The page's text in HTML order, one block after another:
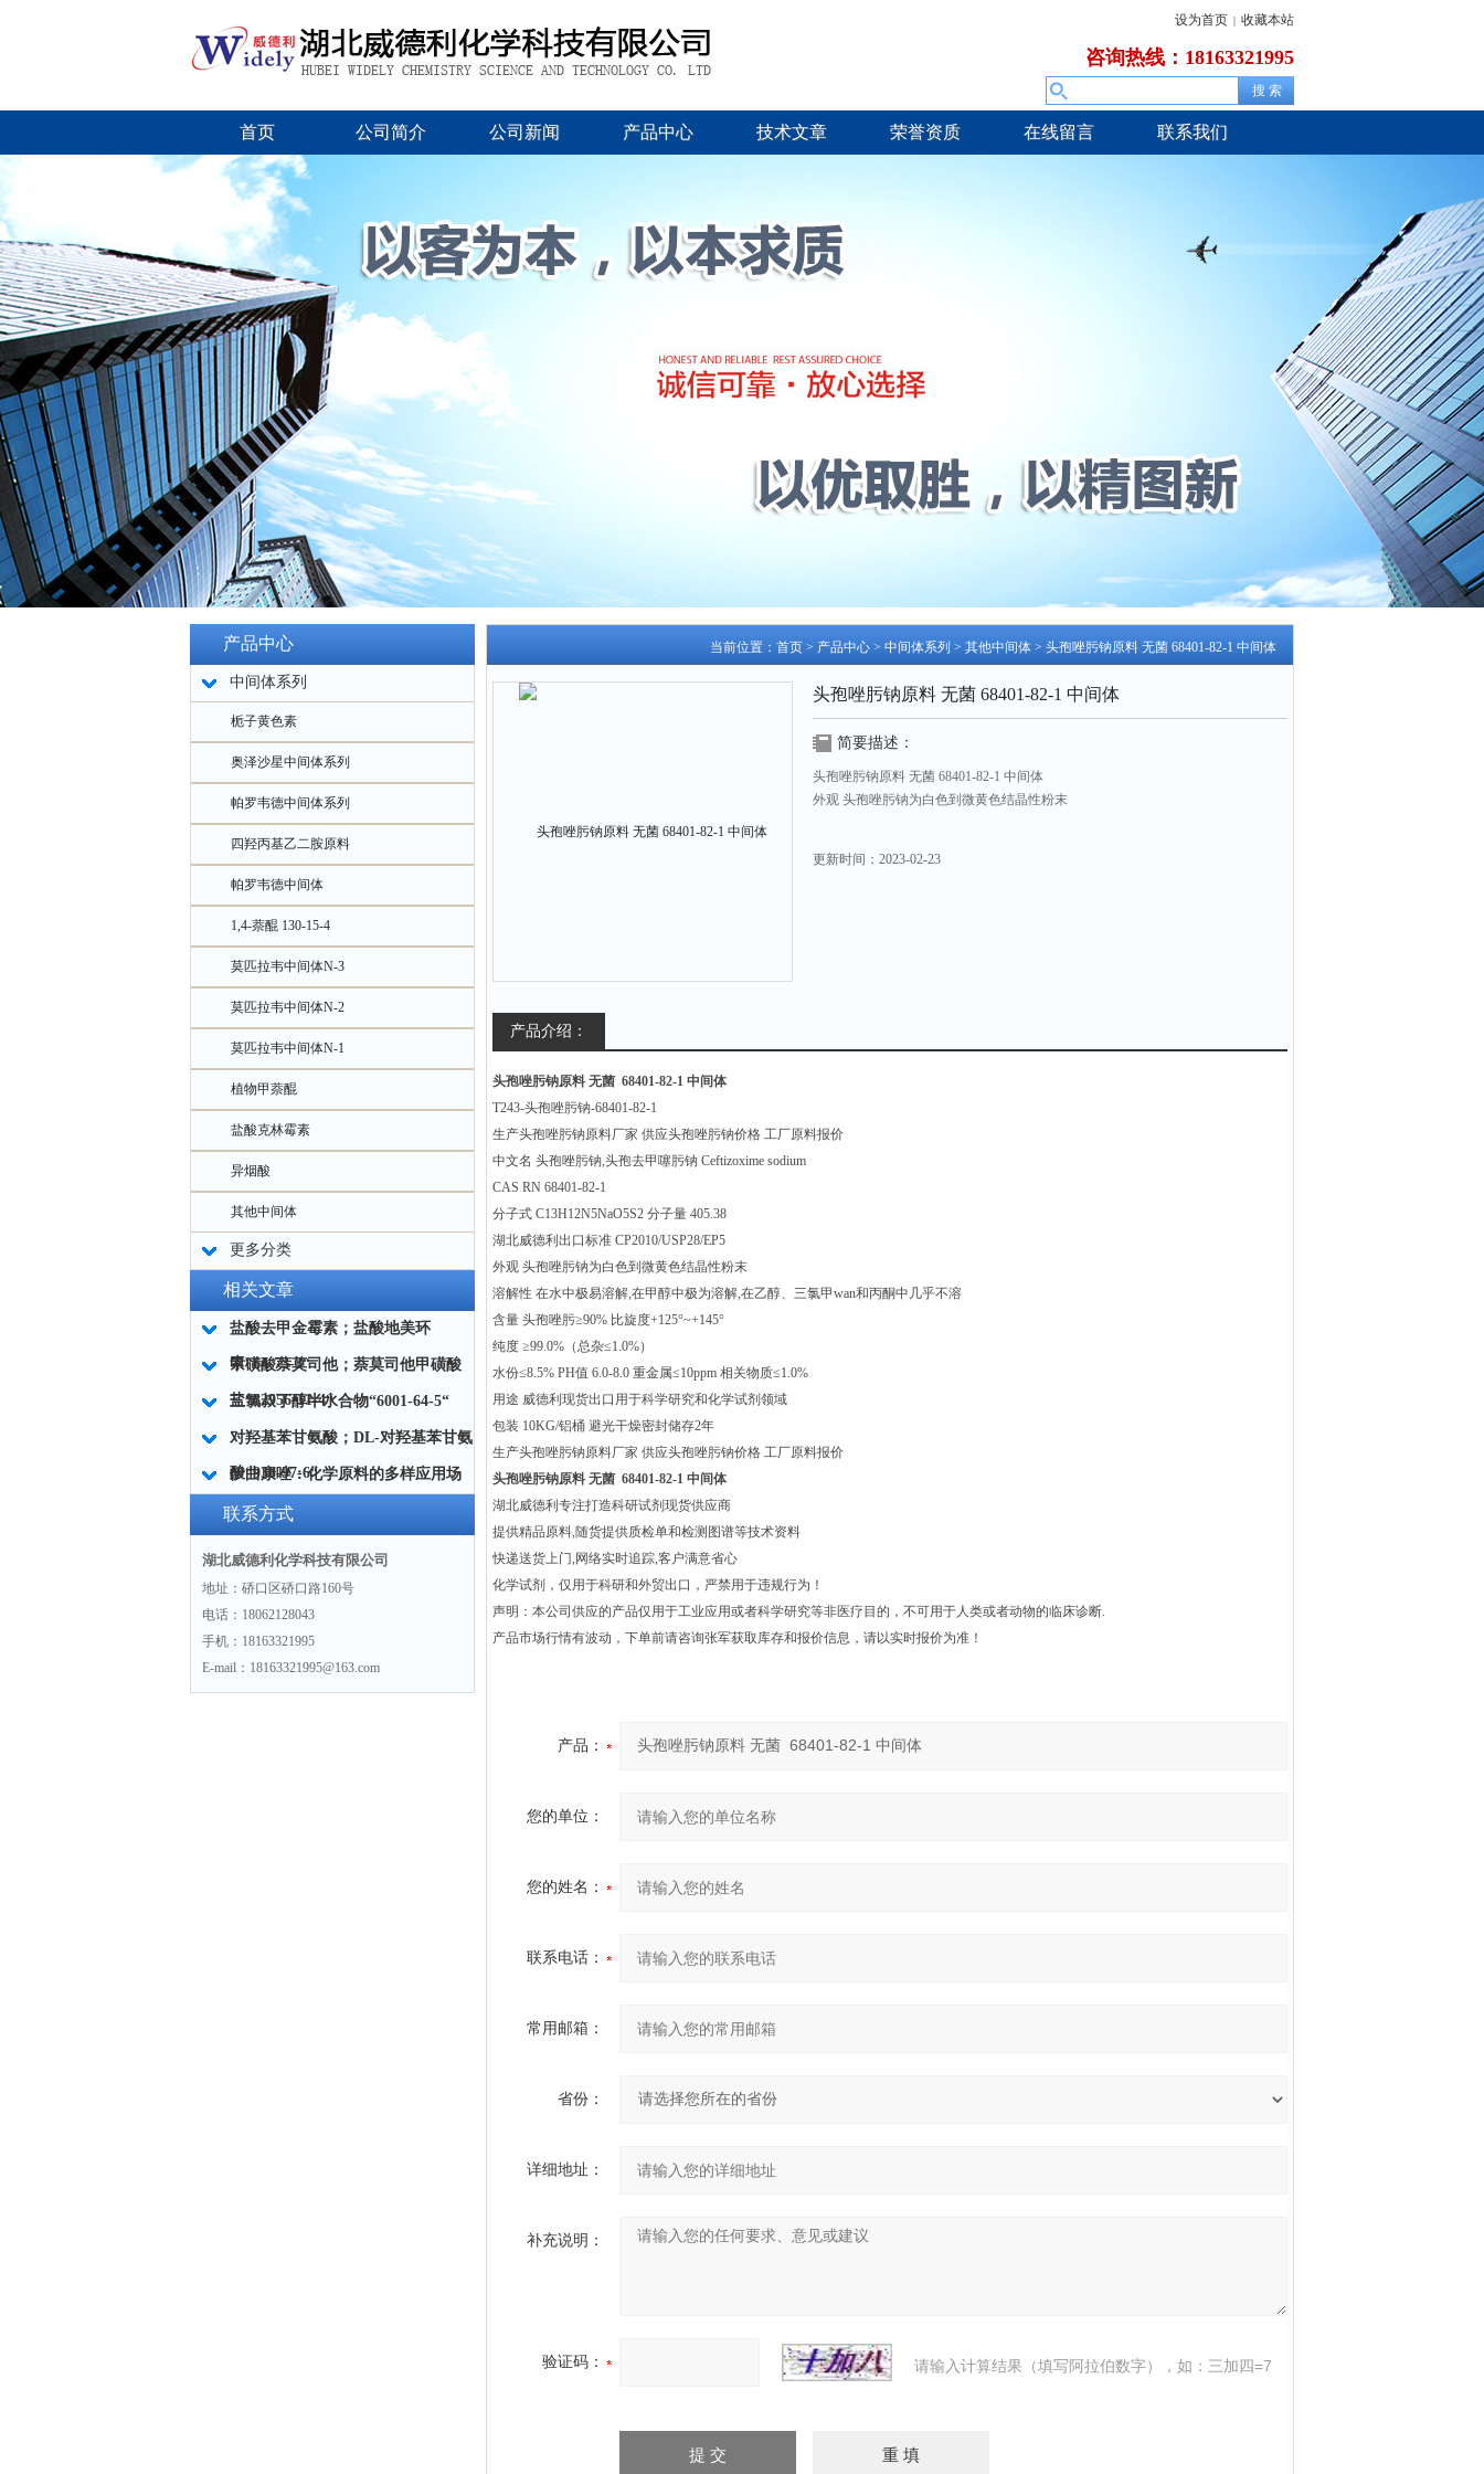
设为首页 | 收藏本站
咨询热线：18163321995
首页 公司简介 公司新闻 产品中心 技术文章 荣誉资质 在线留言 联系我们
产品中心
中间体系列
栀子黄色素
奥泽沙星中间体系列
帕罗韦德中间体系列
四羟丙基乙二胺原料
帕罗韦德中间体
1,4-萘醌 130-15-4
莫匹拉韦中间体N-3
莫匹拉韦中间体N-2
莫匹拉韦中间体N-1
植物甲萘醌
盐酸克林霉素
异烟酸
其他中间体
更多分类
相关文章
盐酸去甲金霉素；盐酸地美环
素“64-73-3“
甲磺酸萘莫司他；萘莫司他甲磺酸
盐“82956-11-4“
三氯叔丁醇半水合物“6001-64-5“
对羟基苯甘氨酸；DL-对羟基苯甘氨
酸“938-97-6“
伊曲康唑：化学原料的多样应用场
景
联系方式
湖北威德利化学科技有限公司
地址：硚口区硚口路160号
电话：18062128043
手机：18163321995
E-mail：18163321995@163.com
当前位置： 首页 > 产品中心 > 中间体系列 > 其他中间体 > 头孢唑肟钠原料 无菌 68401-82-1 中间体
头孢唑肟钠原料 无菌 68401-82-1 中间体
简要描述：
头孢唑肟钠原料 无菌 68401-82-1 中间体
外观 头孢唑肟钠为白色到微黄色结晶性粉末
更新时间： 2023-02-23
产品介绍：
头孢唑肟钠原料 无菌 68401-82-1 中间体
T243-头孢唑肟钠-68401-82-1
生产头孢唑肟钠原料厂家 供应头孢唑肟钠价格 工厂原料报价
中文名 头孢唑肟钠,头孢去甲噻肟钠 Ceftizoxime sodium
CAS RN 68401-82-1
分子式 C13H12N5NaO5S2 分子量 405.38
湖北威德利出口标准 CP2010/USP28/EP5
外观 头孢唑肟钠为白色到微黄色结晶性粉末
溶解性 在水中极易溶解,在甲醇中极为溶解,在乙醇、三氯甲wan和丙酮中几乎不溶
含量 头孢唑肟≥90% 比旋度+125°~+145°
纯度 ≥99.0%（总杂≤1.0%）
水份≤8.5% PH值 6.0-8.0 重金属≤10ppm 相关物质≤1.0%
用途 威德利现货出口用于科学研究和化学试剂领域
包装 10KG/铝桶 避光干燥密封储存2年
生产头孢唑肟钠原料厂家 供应头孢唑肟钠价格 工厂原料报价
头孢唑肟钠原料 无菌 68401-82-1 中间体
湖北威德利专注打造科研试剂现货供应商
提供精品原料,随货提供质检单和检测图谱等技术资料
快递送货上门,网络实时追踪,客户满意省心
化学试剂，仅用于科研和外贸出口，严禁用于违规行为！
声明：本公司供应的产品仅用于工业应用或者科学研究等非医疗目的，不可用于人类或者动物的临床诊断.
产品市场行情有波动，下单前请咨询张军获取库存和报价信息，请以实时报价为准！
产品：
您的单位：
您的姓名：
联系电话：
常用邮箱：
省份：
详细地址：
补充说明：
验证码： 请输入计算结果（填写阿拉伯数字），如：三加四=7